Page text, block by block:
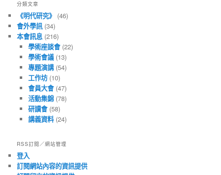
章
分類文章
《明代研究》 (46)
會外學訊(34)
本會訊息 (216)
學術座談會(22)
學術會議(13)
專題演講(54)
工作坊(10)
會員大會(47)
活動集錦(78)
研讀會(58)
講義資料(24)
RSS訂閱／網站管理
登入
訂閱網站內容的資訊提供